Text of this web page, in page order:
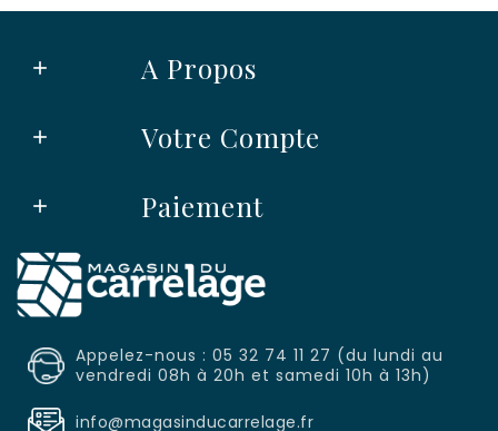
A Propos

Votre Compte

Paiement

Appelez-nous : 05 32 74 11 27 (du lundi au
vendredi 08h à 20h et samedi 10h à 13h)
info@magasinducarrelage.fr